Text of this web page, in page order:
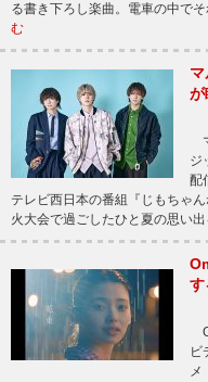
る書き下ろし楽曲。電車の中で
む
が
ジ
配
テレビ西日本の番組『じもちゃ
火大会で過ごしたひと夏の思い
す
ビ
メ